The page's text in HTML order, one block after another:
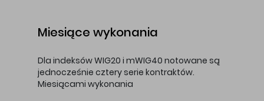
Miesiące wykonania
Dla indeksów WIG20 i mWIG40 notowane są
jednocześnie cztery serie kontraktów.
Miesiącami wykonania